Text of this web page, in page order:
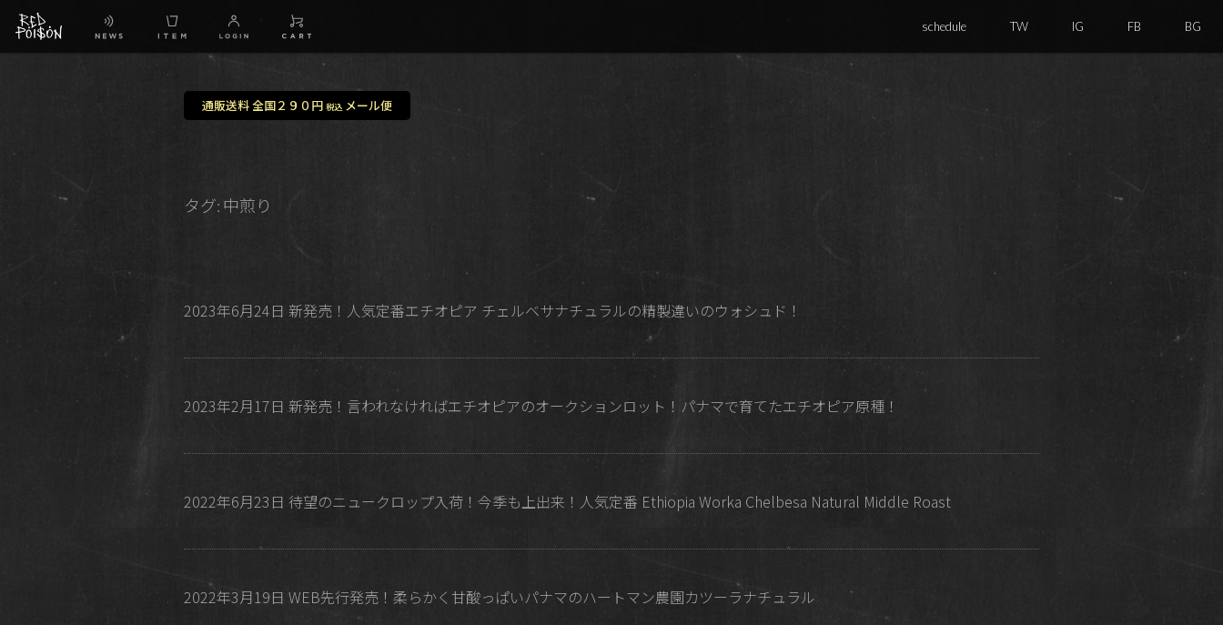
schedule TW IG FB BG
通販送料 全国２９０円 税込メール便
タグ: 中煎り
2023年6月24日 新発売！人気定番エチオピア チェルベサナチュラルの精製違いのウォシュド！
2023年2月17日 新発売！言われなければエチオピアのオークションロット！パナマで育てたエチオピア原種！
2022年6月23日 待望のニュークロップ入荷！今季も上出来！人気定番 Ethiopia Worka Chelbesa Natural Middle Roast
2022年3月19日 WEB先行発売！柔らかく甘酸っぱいパナマのハートマン農園カツーラナチュラル